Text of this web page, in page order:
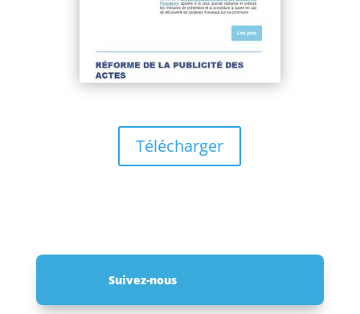
Télécharger
Suivez-nous